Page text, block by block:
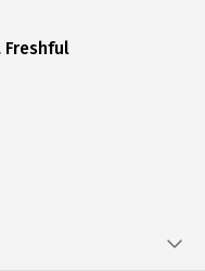
Freshful